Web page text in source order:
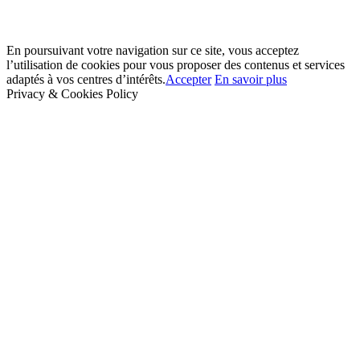
En poursuivant votre navigation sur ce site, vous acceptez
l’utilisation de cookies pour vous proposer des contenus et services
adaptés à vos centres d’intérêts.Accepter En savoir plus
Privacy & Cookies Policy